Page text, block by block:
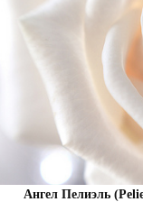
Ангел Пелиэль